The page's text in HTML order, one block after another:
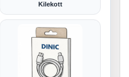
Kilekott